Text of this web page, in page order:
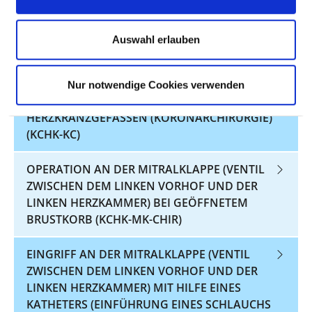
Auswahl erlauben
Nur notwendige Cookies verwenden
HERZKLAPPENERSATZ: OPERATION ZUM
ERSATZ DER HERZKLAPPE AN DER
BRUSTKORB (KCHK-AK-CHIR)
BYPASSOPERATION: OPERATION AN DEN
HERZKRANZGEFÄSSEN (KORONARCHIRURGIE) (
KCHK-KC)
OPERATION AN DER MITRALKLAPPE (VENTIL
ZWISCHEN DEM LINKEN VORHOF UND DER
LINKEN HERZKAMMER) BEI GEÖFFNETEM
BRUSTKORB (KCHK-MK-CHIR)
EINGRIFF AN DER MITRALKLAPPE (VENTIL
ZWISCHEN DEM LINKEN VORHOF UND DER
LINKEN HERZKAMMER) MIT HILFE EINES
KATHETERS (EINFÜHRUNG EINES SCHLAUCHS